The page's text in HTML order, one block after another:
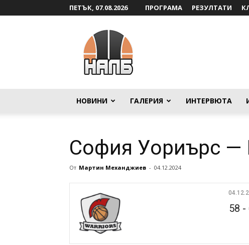
ПЕТЪК, 07.08.2026 ПРОГРАМА РЕЗУЛТАТИ
НОВИНИ ГАЛЕРИЯ ИНТЕРВЮТА
София Уориърс —
От Мартин Механджиев - 04.12.2024
58 -